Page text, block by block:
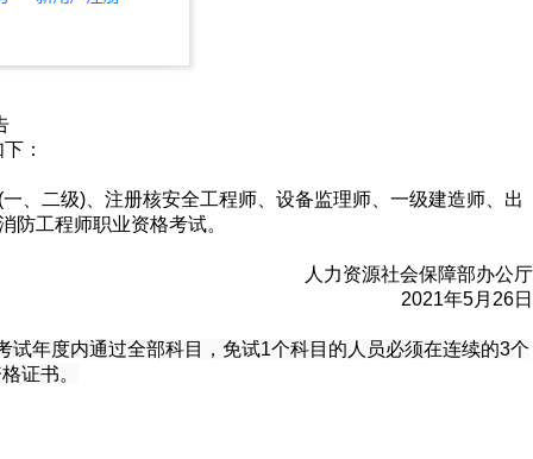
：
、二级)、注册核安全工程师、设备监理师、一级建造师、出
防工程师职业资格考试。
人力资源社会保障部办公厅
2021年5月26日
年度内通过全部科目，免试1个科目的人员必须在连续的3个
证书。